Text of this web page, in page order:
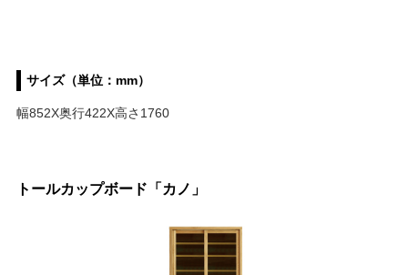
サイズ（単位：mm）
幅852X奥行422X高さ1760
トールカップボード「カノ」